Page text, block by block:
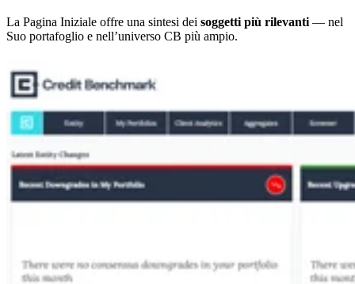
La Pagina Iniziale offre una sintesi dei soggetti più rilevanti — nel
Suo portafoglio e nell’universo CB più ampio.